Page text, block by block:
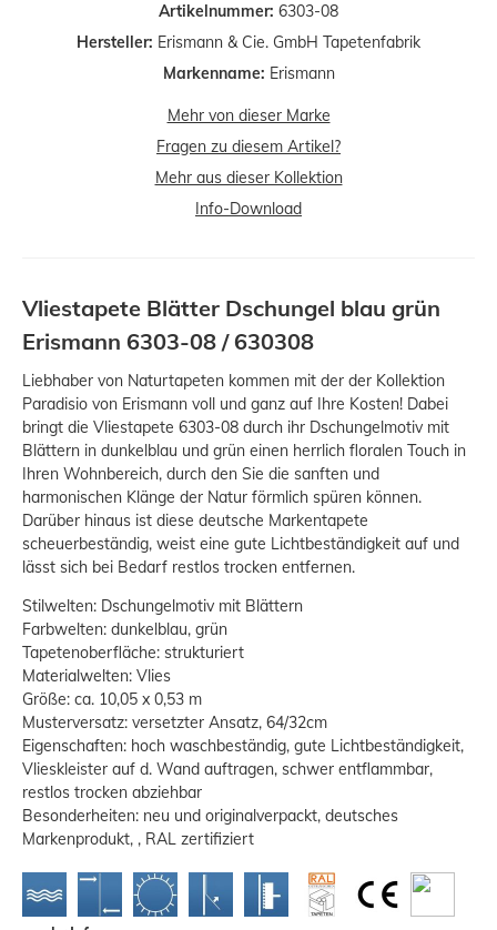
Artikelnummer: 6303-08
Hersteller: Erismann & Cie. GmbH Tapetenfabrik
Markenname: Erismann
Mehr von dieser Marke
Fragen zu diesem Artikel?
Mehr aus dieser Kollektion
Info-Download
Vliestapete Blätter Dschungel blau grün
Erismann 6303-08 / 630308
Liebhaber von Naturtapeten kommen mit der der Kollektion
Paradisio von Erismann voll und ganz auf Ihre Kosten! Dabei
bringt die Vliestapete 6303-08 durch ihr Dschungelmotiv mit
Blättern in dunkelblau und grün einen herrlich floralen Touch in
Ihren Wohnbereich, durch den Sie die sanften und
harmonischen Klänge der Natur förmlich spüren können.
Darüber hinaus ist diese deutsche Markentapete
scheuerbeständig, weist eine gute Lichtbeständigkeit auf und
lässt sich bei Bedarf restlos trocken entfernen.
Stilwelten: Dschungelmotiv mit Blättern
Farbwelten: dunkelblau, grün
Tapetenoberfläche: strukturiert
Materialwelten: Vlies
Größe: ca. 10,05 x 0,53 m
Musterversatz: versetzter Ansatz, 64/32cm
Eigenschaften: hoch waschbeständig, gute Lichtbeständigkeit,
Vlieskleister auf d. Wand auftragen, schwer entflammbar,
restlos trocken abziehbar
Besonderheiten: neu und originalverpackt, deutsches
Markenprodukt, , RAL zertifiziert